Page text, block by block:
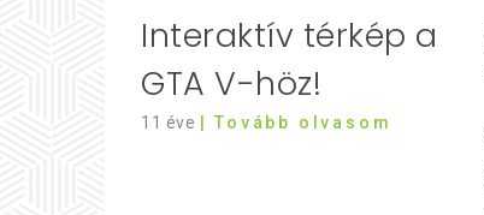
Interaktív térkép a
GTA V-höz!
11 éve | Tovább olvasom